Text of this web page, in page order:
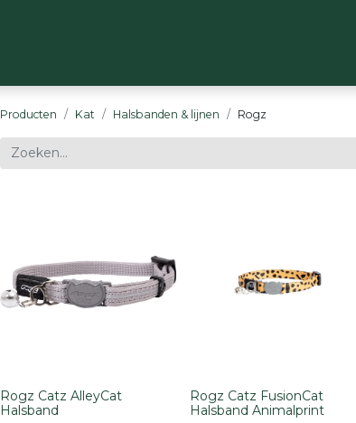
Producten Kat Halsbanden & lijnen Rogz
Rogz Catz AlleyCat
Halsband
Rogz Catz FusionCat
Halsband Animalprint